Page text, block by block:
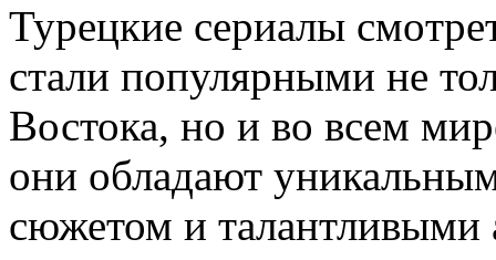
Турeцкиe сeриaлы
стали популярными не
Востока, но и во всем
они обладают
сюжетом и талантливыми